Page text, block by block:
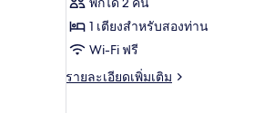
ดับเบิล,
เห็น
วิว
1 เตียงสำหรับสองท่าน
Wi-Fi ฟรี
รายละเอียดเพิ่มเติม
ราย